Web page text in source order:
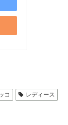
コ
レディース